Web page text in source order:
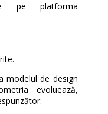
pe platforma
modelul de design
evoluează,